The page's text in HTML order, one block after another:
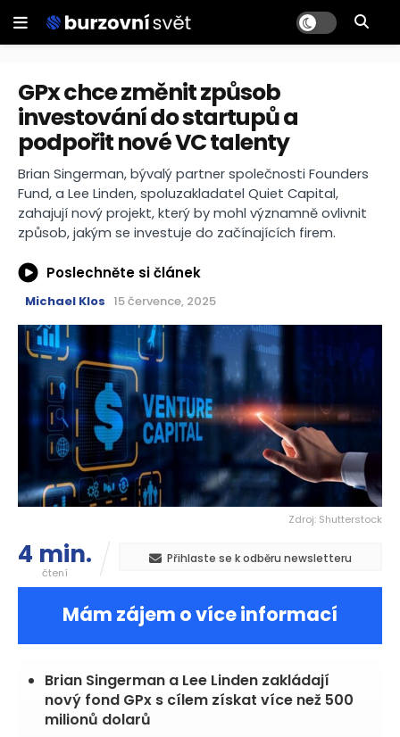
GPx chce změnit způsob
investování do startupů a
podpořit nové VC talenty
Brian Singerman, bývalý partner společnosti Founders
Fund, a Lee Linden, spoluzakladatel Quiet Capital,
zahajují nový projekt, který by mohl významně ovlivnit
způsob, jakým se investuje do začínajících firem.
Poslechněte si článek
Michael Klos 15 července, 2025
Zdroj: Shutterstock
4 min.
čtení
Přihlaste se k odběru newsletteru
Mám zájem o více informací
Brian Singerman a Lee Linden zakládají
nový fond GPx s cílem získat více než 500
milionů dolarů